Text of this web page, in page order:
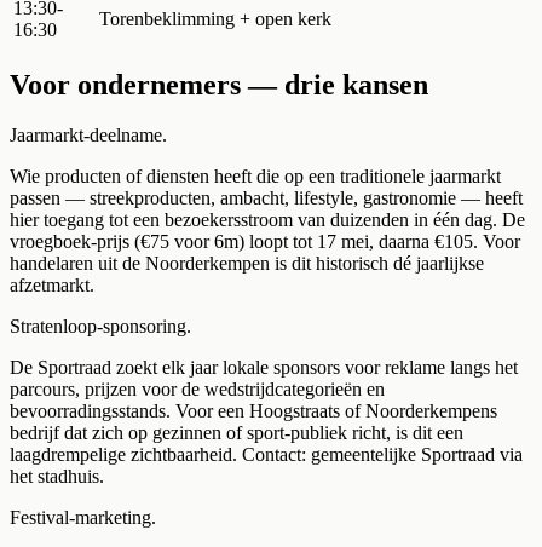
13:30-
16:30
Torenbeklimming + open kerk
Voor ondernemers — drie kansen
Jaarmarkt-deelname.
Wie producten of diensten heeft die op een traditionele jaarmarkt
passen — streekproducten, ambacht, lifestyle, gastronomie — heeft
hier toegang tot een bezoekersstroom van duizenden in één dag. De
vroegboek-prijs (€75 voor 6m) loopt tot 17 mei, daarna €105. Voor
handelaren uit de Noorderkempen is dit historisch dé jaarlijkse
afzetmarkt.
Stratenloop-sponsoring.
De Sportraad zoekt elk jaar lokale sponsors voor reklame langs het
parcours, prijzen voor de wedstrijdcategorieën en
bevoorradingsstands. Voor een Hoogstraats of Noorderkempens
bedrijf dat zich op gezinnen of sport-publiek richt, is dit een
laagdrempelige zichtbaarheid. Contact: gemeentelijke Sportraad via
het stadhuis.
Festival-marketing.